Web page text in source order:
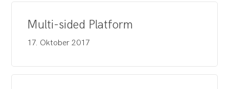
Multi-sided Platform
17. Oktober 2017